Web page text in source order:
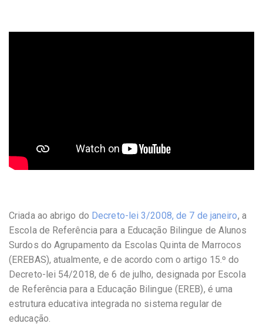
Criada ao abrigo do Decreto-lei 3/2008, de 7 de janeiro, a
Escola de Referência para a Educação Bilingue de Alunos
Surdos do Agrupamento da Escolas Quinta de Marrocos
(EREBAS), atualmente, e de acordo com o artigo 15.º do
Decreto-lei 54/2018, de 6 de julho, designada por Escola
de Referência para a Educação Bilingue (EREB), é uma
estrutura educativa integrada no sistema regular de
educação.